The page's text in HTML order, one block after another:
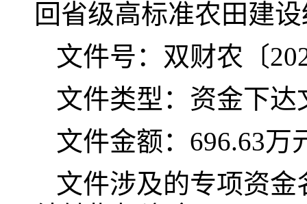
回省级高标准农田建
文件号：双财农〔
文件类型：资金下达
文件金额： 696.63万
文件涉及的专项资金